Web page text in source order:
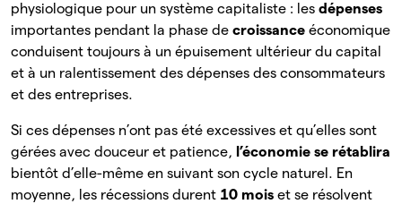
physiologique pour un système capitaliste : les dépenses
importantes pendant la phase de croissance économique
conduisent toujours à un épuisement ultérieur du capital
et à un ralentissement des dépenses des consommateurs
et des entreprises.
Si ces dépenses n’ont pas été excessives et qu’elles sont
gérées avec douceur et patience, l’économie se rétablira
bientôt d’elle-même en suivant son cycle naturel. En
moyenne, les récessions durent 10 mois et se résolvent